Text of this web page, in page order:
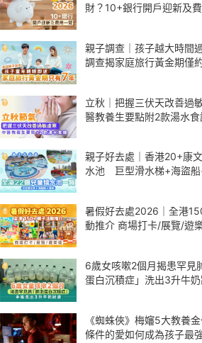
財？10+銀行開戶迎新及
親子調查｜孩子越大時間
調查揭家庭旅行黃金期僅
立秋｜把握三伏天改善過
醫教養生要點附2款湯水食
親子好去處｜香港20+康
水池 巨型滑水梯+海盜船
暑假好去處2026｜全港
動推介 商場打卡/展覽/遊
6歲女咳嗽2個月揭患罕見
蛋白沉積症」洗出3升牛
《蜘蛛俠》梅嬸5大教養
條件的愛如何成為孩子最